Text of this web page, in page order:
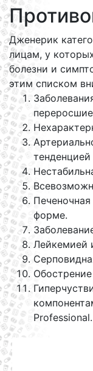
Дженерик
лицам, у
болезни и
этим списком
форме.
Лейкемией
Professional.